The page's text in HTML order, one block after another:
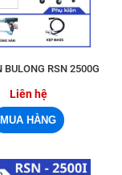
BULONG RSN 2500G
Liên hệ